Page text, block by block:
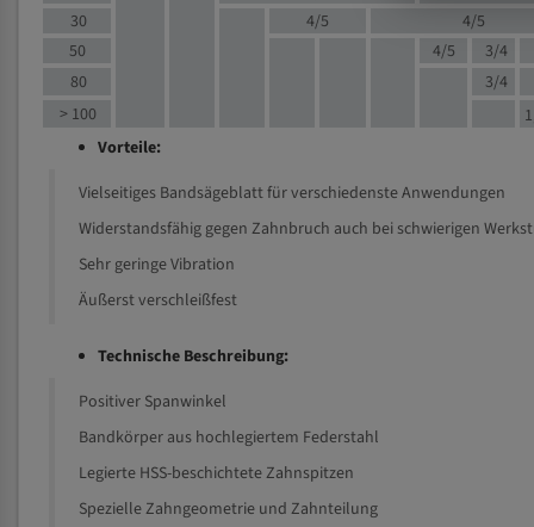
30
4/5 4/5
50
4/5 3/4
80
3/4
> 100
Vorteile:
Vielseitiges Bandsägeblatt für verschiedenste Anwendungen
Widerstandsfähig gegen Zahnbruch auch bei schwierigen
Sehr geringe Vibration
Äußerst verschleißfest
Technische Beschreibung:
Positiver Spanwinkel
Bandkörper aus hochlegiertem Federstahl
Legierte HSS-beschichtete Zahnspitzen
Spezielle Zahngeometrie und Zahnteilung